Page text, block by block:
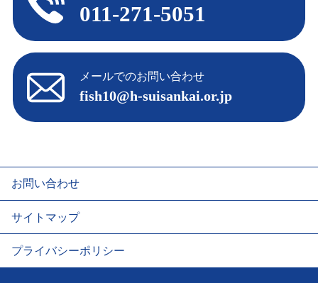
011-271-5051
メールでのお問い合わせ
fish10@h-suisankai.or.jp
お問い合わせ
サイトマップ
プライバシーポリシー